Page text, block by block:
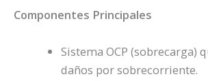
Componentes Principales
Sistema OCP (sobrecarga)
daños por sobrecorriente.